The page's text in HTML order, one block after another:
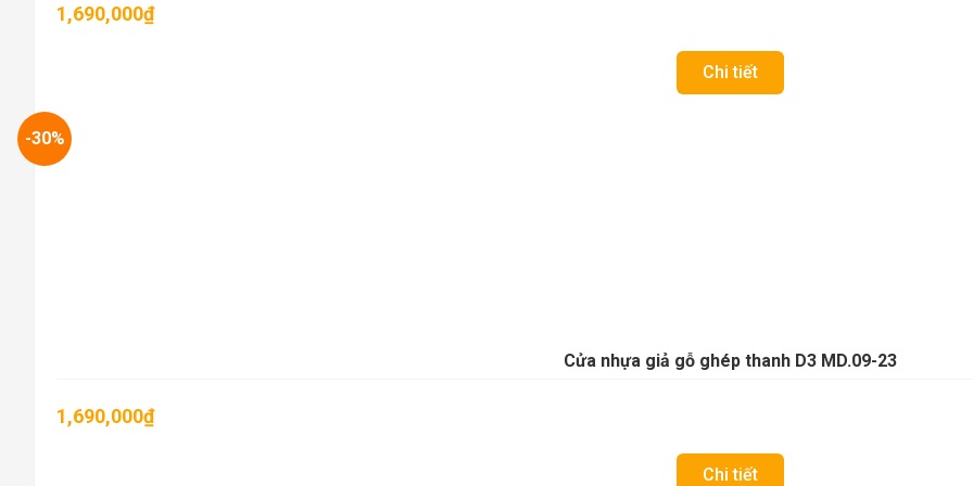
1,690,000₫
Chi tiết
-30%
Cửa nhựa giả gỗ ghép thanh D3 MD.09-23
1,690,000₫
Chi tiết